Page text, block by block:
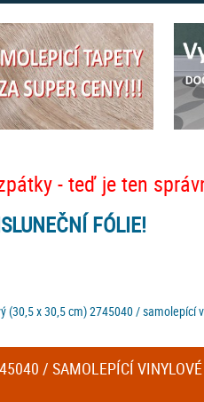
- teď je ten
FÓLIE!
(30,5 x 30,5 cm) 2745040 / samolepící
/ SAMOLEPÍCÍ